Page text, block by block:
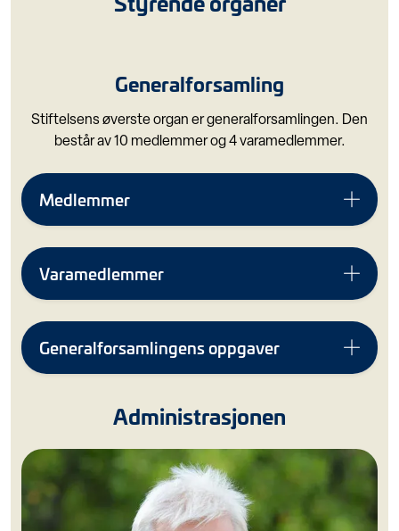
Generalforsamling
Stiftelsens øverste organ er generalforsamlingen. Den
består av 10 medlemmer og 4 varamedlemmer.
Medlemmer
Varamedlemmer
Generalforsamlingens oppgaver
Administrasjonen